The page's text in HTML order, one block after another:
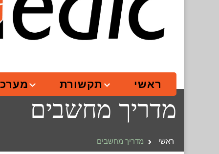
ראשי תקשורת
מדריך מחשבים
ראשי מדריך מחשבים